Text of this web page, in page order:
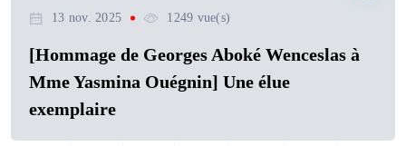
13 nov. 2025 1249 vue(s)
[Hommage de Georges Aboké Wenceslas à
Mme Yasmina Ouégnin] Une élue
exemplaire